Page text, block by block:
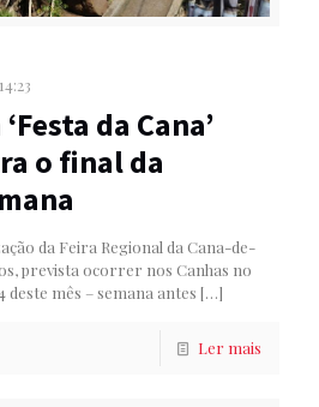
da Cana’
o final da
da Feira Regional da Cana-de-
prevista ocorrer nos Canhas no
deste mês – semana antes […]
Ler mais